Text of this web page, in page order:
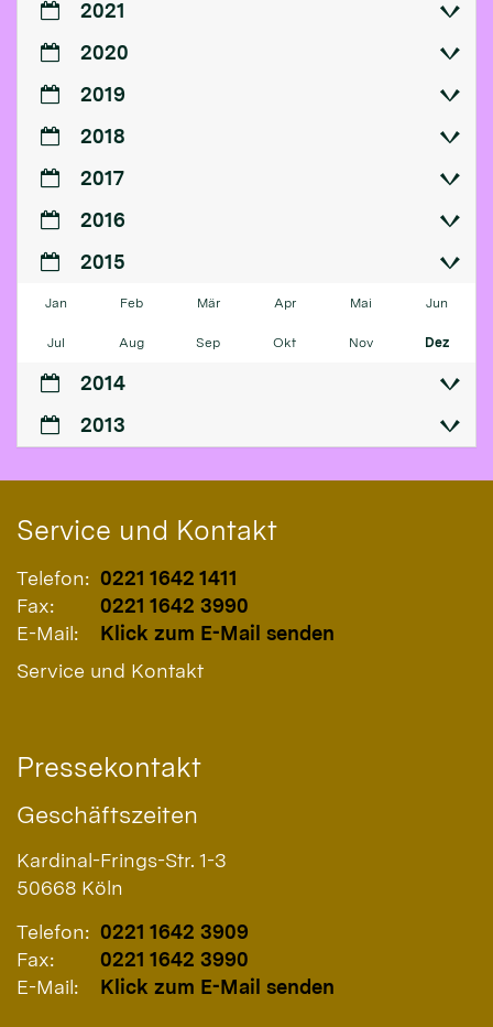
2021
2020
2019
2018
2017
2016
2015
Jan Feb Mär Apr Mai Jun
Jul Aug Sep Okt Nov Dez
2014
2013
Service und Kontakt
Telefon: 0221 1642 1411
Fax:
0221 1642 3990
E-Mail:
Klick zum E-Mail senden
Service und Kontakt
Pressekontakt
Geschäftszeiten
Kardinal-Frings-Str. 1-3
50668 Köln
Telefon: 0221 1642 3909
Fax:
0221 1642 3990
E-Mail:
Klick zum E-Mail senden